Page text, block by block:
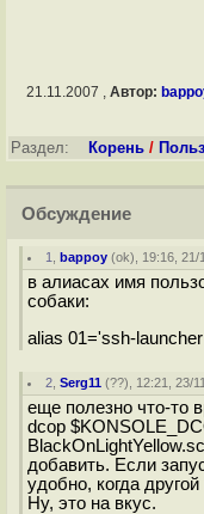
21.11.2007 , Автор:
Раздел: Корень /
Обсуждение
1 ,bappoy (ok), 19:16, 21/
в алиасах имя
собаки:
alias 01='ssh-
2 ,Serg11 (??), 12:21, 23/
еще полезно что-то
dcop
добавить. Если
удобно, когда
Ну, это на вкус.